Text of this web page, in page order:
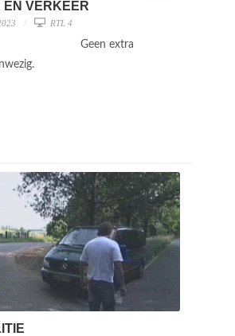
EN VERKEER
RTL 4
Geen extra